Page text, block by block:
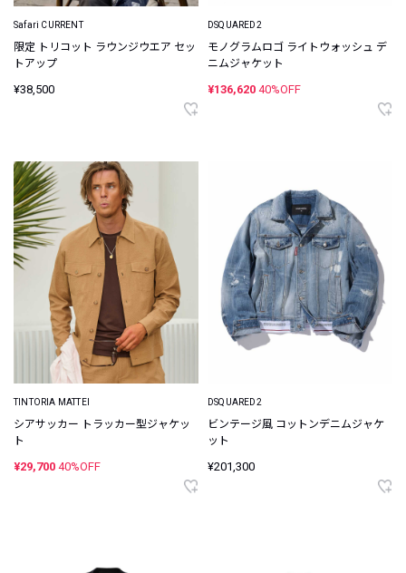
Safari CURRENT
限定 トリコット ラウンジウエア セッ
トアップ
¥38,500
DSQUARED2
モノグラムロゴ ライトウォッシュ デ
ニムジャケット
¥136,620 40%OFF
TINTORIA MATTEI
シアサッカー トラッカー型ジャケッ
ト
¥29,700 40%OFF
DSQUARED2
ビンテージ風 コットンデニムジャケ
ット
¥201,300